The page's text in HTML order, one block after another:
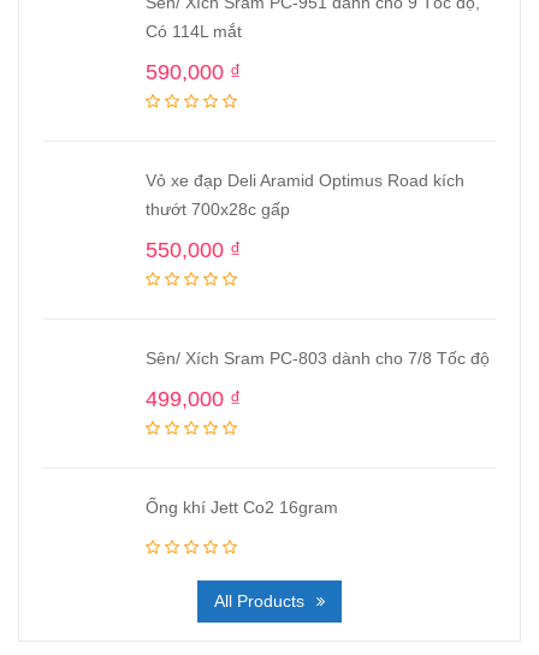
Có 114L mắt
590,000 ₫
Vỏ xe đạp Deli Aramid Optimus Road kích
thướt 700x28c gấp
550,000 ₫
Sên/ Xích Sram PC-803 dành cho 7/8 Tốc độ
499,000 ₫
Ống khí Jett Co2 16gram
All Products